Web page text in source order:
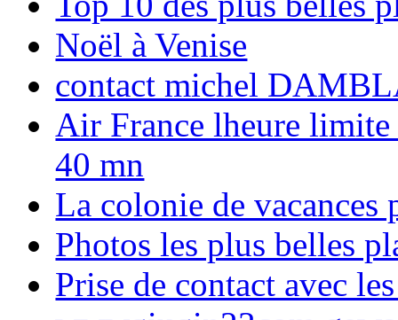
Noël à Venise
contact michel
Air France lheure limite
40 mn
La colonie de vacances
Photos les plus belles
Prise de contact avec